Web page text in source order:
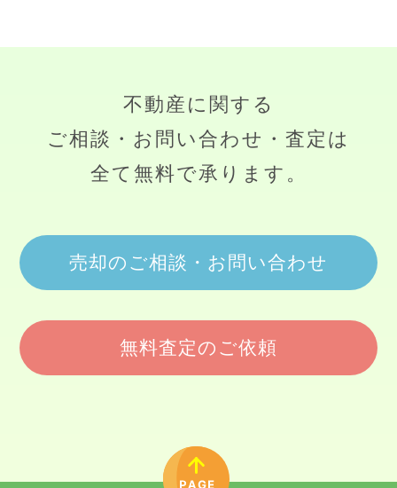
不動産に関する
ご相談・お問い合わせ・査定は
全て無料で承ります。
売却のご相談・お問い合わせ
無料査定のご依頼